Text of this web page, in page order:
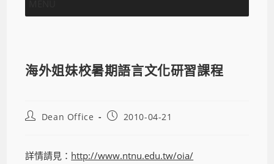
海外姐妹校暑期語言文化研習課程
Dean Office 2010-04-21
詳情請見： http://www.ntnu.edu.tw/oia/